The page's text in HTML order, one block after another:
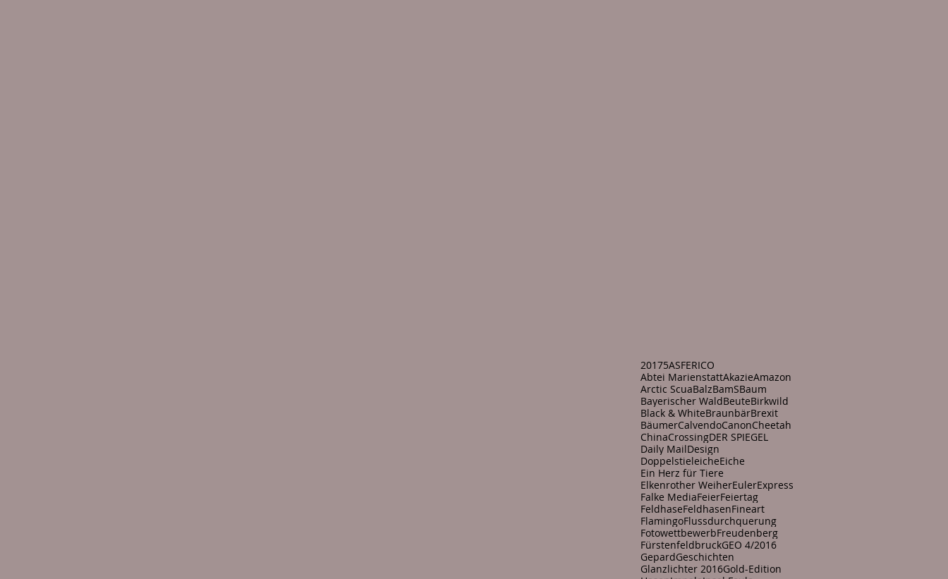
20175ASFERICO
Abtei MarienstattAkazieAmazon
Arctic ScuaBalzBamSBaum
Bayerischer WaldBeuteBirkwild
Black & WhiteBraunbärBrexit
BäumerCalvendoCanonCheetah
ChinaCrossingDER SPIEGEL
Daily MailDesign
DoppelstieleicheEiche
Ein Herz für Tiere
Elkenrother WeiherEulerExpress
Falke MediaFeierFeiertag
FeldhaseFeldhasenFineart
FlamingoFlussdurchquerung
FotowettbewerbFreudenberg
FürstenfeldbruckGEO 4/2016
GepardGeschichten
Glanzlichter 2016Gold-Edition